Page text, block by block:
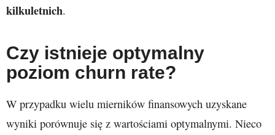
kilkuletnich.
Czy istnieje optymalny
poziom churn rate?
W przypadku wielu mierników finansowych uzyskane
wyniki porównuje się z wartościami optymalnymi. Nieco